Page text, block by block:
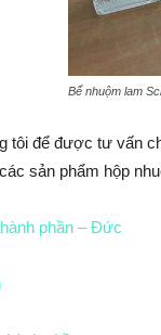
Bể nhuộm lam
tôi để được tư vấn
sản phẩm hộp
phần – Đức